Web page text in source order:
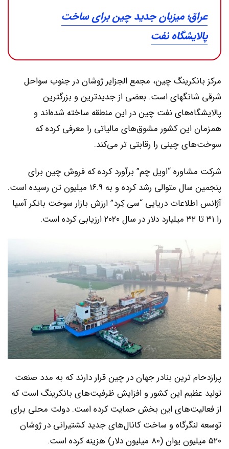
عراق؛ میزبان جدید چین برای ساخت
پالایشگاه نفت
مرکز بانکرینگ چین، مجمع الجزایر ژوشان در جنوب سواحل
شرقی شانگهای است. بعضی از جدیدترین و بزرگترین
پالایشگاه‌های نفت چین در این منطقه ساخته شده‌اند و
همزمان این کشور مشوق‌های مالیاتی را معرفی کرده که
سوخت‌های چینی را رقابتی تر می‌کند.
شرکت مشاوره “اویل چم” برآورد کرده که فروش چین برای
پنجمین سال متوالی رشد کرده و به ۱۶.۹ میلیون تن رسیده است.
آژانس اطلاعات دریایی “سی کِرد” ارزش بازار سوخت بانکر آسیا
را ۳۱ تا ۳۲ میلیارد دلار در سال ۲۰۲۰ ارزیابی کرده است.
پرازدحام ترین بنادر جهان در چین قرار دارند که به مدد صنعت
تولید عظیم این کشور و افزایش ظرفیت‌های بانکرینگ است که
از فعالیت‌های این بخش حمایت کرده است. دولت محلی برای
توسعه لنگرگاه و ساخت کانال‌های جدید کشتیرانی در ژوشان
۵۲۰ میلیون یوان (۸۰ میلیون دلار) هزینه کرده است.